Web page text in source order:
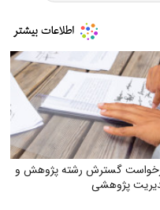
گسترش رشته پژوهش و
پژوهشی